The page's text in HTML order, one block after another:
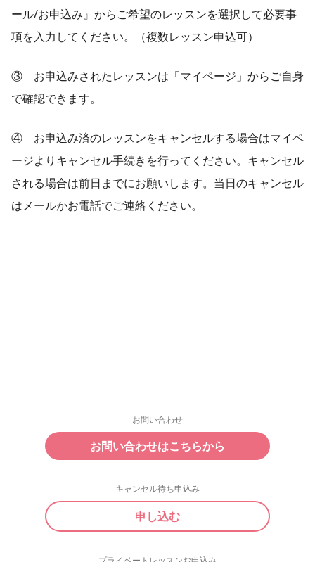
ール/お申込み』からご希望のレッスンを選択して必要事
項を入力してください。（複数レッスン申込可）
③ お申込みされたレッスンは「マイページ」からご自身
で確認できます。
④ お申込み済のレッスンをキャンセルする場合はマイペ
ージよりキャンセル手続きを行ってください。キャンセル
される場合は前日までにお願いします。当日のキャンセル
はメールかお電話でご連絡ください。
お問い合わせ
お問い合わせはこちらから
キャンセル待ち申込み
申し込む